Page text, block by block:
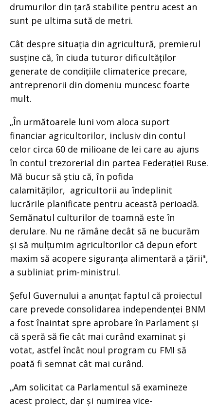
drumurilor din țară stabilite pentru acest an
sunt pe ultima sută de metri.
Cât despre situația din agricultură, premierul
susține că, în ciuda tuturor dificultăților
generate de condițiile climaterice precare,
antreprenorii din domeniu muncesc foarte
mult.
„În următoarele luni vom aloca suport
financiar agricultorilor, inclusiv din contul
celor circa 60 de milioane de lei care au ajuns
în contul trezorerial din partea Federației Ruse.
Mă bucur să știu că, în pofida
calamităților, agricultorii au îndeplinit
lucrările planificate pentru această perioadă.
Semănatul culturilor de toamnă este în
derulare. Nu ne rămâne decât să ne bucurăm
și să mulțumim agricultorilor că depun efort
maxim să acopere siguranța alimentară a țării",
a subliniat prim-ministrul.
Șeful Guvernului a anunțat faptul că proiectul
care prevede consolidarea independenței BNM
a fost înaintat spre aprobare în Parlament și
că speră să fie cât mai curând examinat și
votat, astfel încât noul program cu FMI să
poată fi semnat cât mai curând.
„Am solicitat ca Parlamentul să examineze
acest proiect, dar și numirea vice-